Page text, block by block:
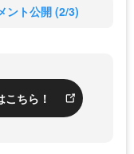
ント公開 (2/3)
ちら！